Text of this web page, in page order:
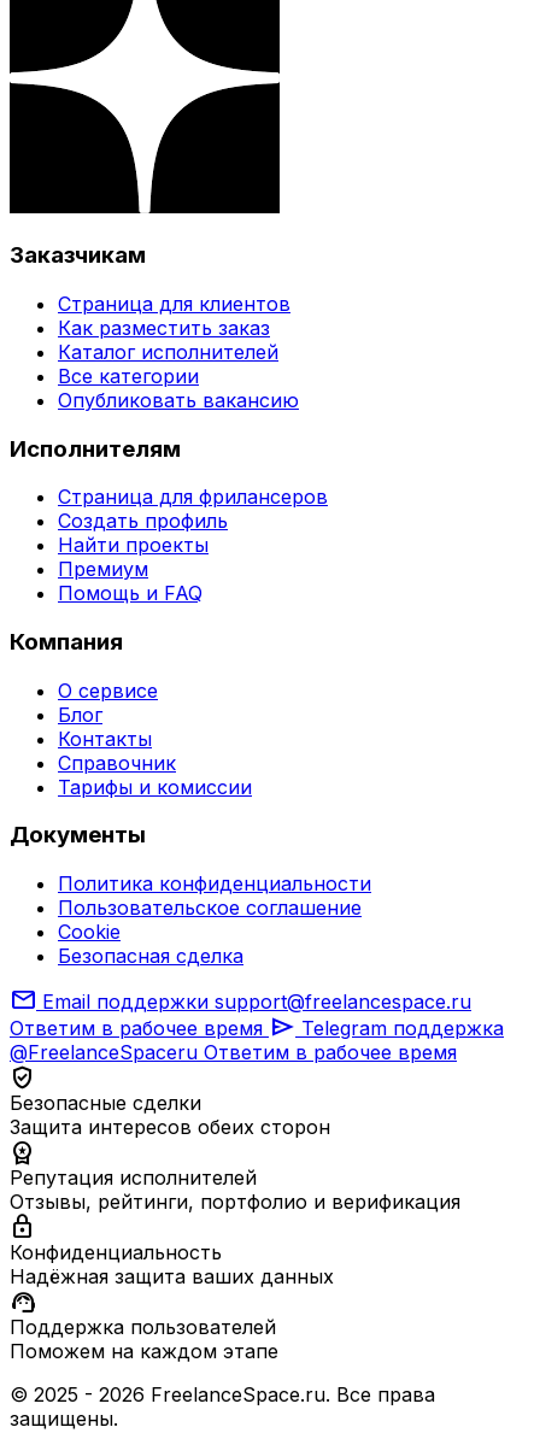
Заказчикам
Страница для клиентов
Как разместить заказ
Каталог исполнителей
Все категории
Опубликовать вакансию
Исполнителям
Страница для фрилансеров
Создать профиль
Найти проекты
Премиум
Помощь и FAQ
Компания
О сервисе
Блог
Контакты
Справочник
Тарифы и комиссии
Документы
Политика конфиденциальности
Пользовательское соглашение
Cookie
Безопасная сделка
mail Email поддержки support@freelancespace.ru
Ответим в рабочее время send Telegram поддержка
@FreelanceSpaceru Ответим в рабочее время
verified_user
Безопасные сделки
Защита интересов обеих сторон
workspace_premium
Репутация исполнителей
Отзывы, рейтинги, портфолио и верификация
lock
Конфиденциальность
Надёжная защита ваших данных
support_agent
Поддержка пользователей
Поможем на каждом этапе
© 2025 - 2026 FreelanceSpace.ru. Все права
защищены.